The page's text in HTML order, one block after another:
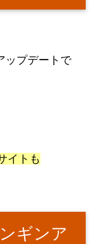
ップデートで
イトも
ギンア